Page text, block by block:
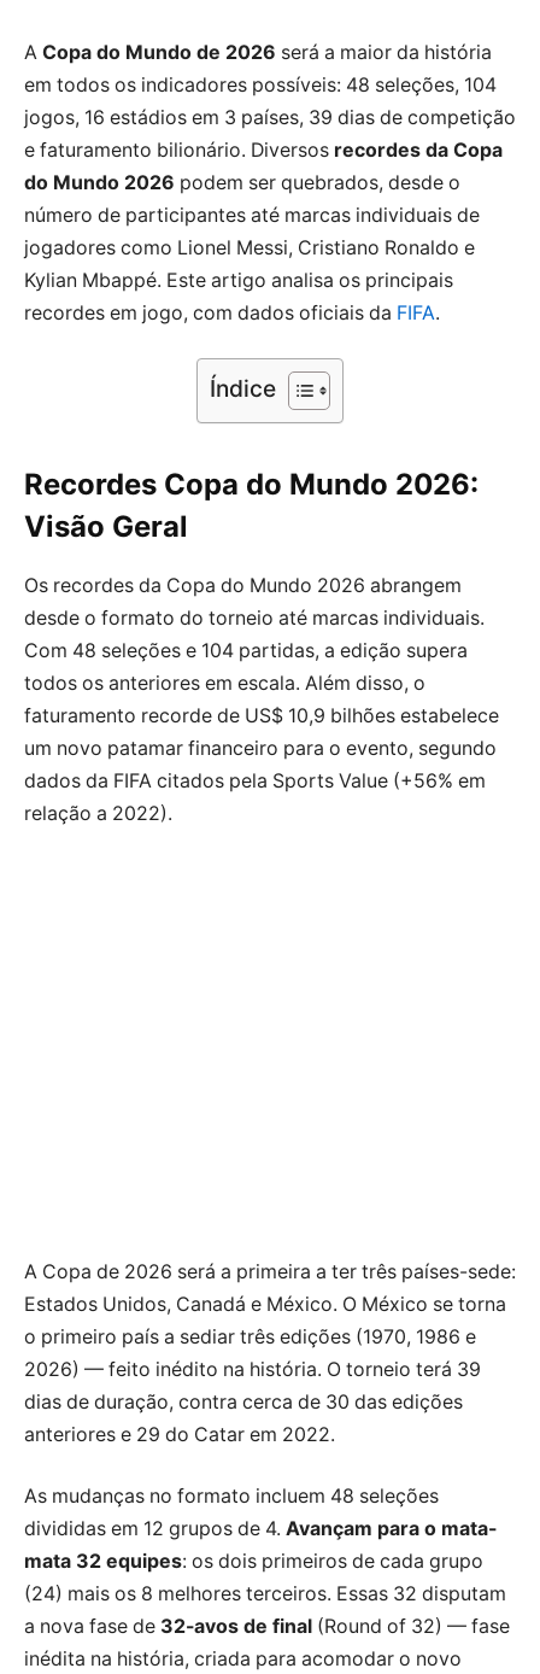
A Copa do Mundo de 2026 será a maior da história
em todos os indicadores possíveis: 48 seleções, 104
jogos, 16 estádios em 3 países, 39 dias de competição
e faturamento bilionário. Diversos recordes da Copa
do Mundo 2026 podem ser quebrados, desde o
número de participantes até marcas individuais de
jogadores como Lionel Messi, Cristiano Ronaldo e
Kylian Mbappé. Este artigo analisa os principais
recordes em jogo, com dados oficiais da FIFA.
Índice
Recordes Copa do Mundo 2026:
Visão Geral
Os recordes da Copa do Mundo 2026 abrangem
desde o formato do torneio até marcas individuais.
Com 48 seleções e 104 partidas, a edição supera
todos os anteriores em escala. Além disso, o
faturamento recorde de US$ 10,9 bilhões estabelece
um novo patamar financeiro para o evento, segundo
dados da FIFA citados pela Sports Value (+56% em
relação a 2022).
A Copa de 2026 será a primeira a ter três países-sede:
Estados Unidos, Canadá e México. O México se torna
o primeiro país a sediar três edições (1970, 1986 e
2026) — feito inédito na história. O torneio terá 39
dias de duração, contra cerca de 30 das edições
anteriores e 29 do Catar em 2022.
As mudanças no formato incluem 48 seleções
divididas em 12 grupos de 4. Avançam para o mata-
mata 32 equipes: os dois primeiros de cada grupo
(24) mais os 8 melhores terceiros. Essas 32 disputam
a nova fase de 32-avos de final (Round of 32) — fase
inédita na história, criada para acomodar o novo